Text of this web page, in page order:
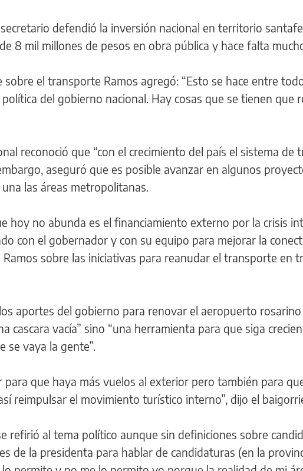
defendió la inversión nacional en territorio
8 mil millones de pesos en obra pública y hace falta
sobre el transporte Ramos agregó: “Esto se hace entre
del gobierno nacional. Hay cosas que se tienen que
reconoció que “con el crecimiento del país el sistema de
aseguró que es posible avanzar en algunos
las áreas metropolitanas.
hoy no abunda es el financiamiento externo por la crisis
con el gobernador y con su equipo para mejorar la
Ramos sobre las iniciativas para reanudar el transporte en
aportes del gobierno para renovar el aeropuerto
cascara vacía” sino “una herramienta para que siga
se vaya la gente”.
para que haya más vuelos al exterior pero también para
reimpulsar el movimiento turístico interno”, dijo el
refirió al tema político aunque sin definiciones sobre
de la presidenta para hablar de candidaturas (en la